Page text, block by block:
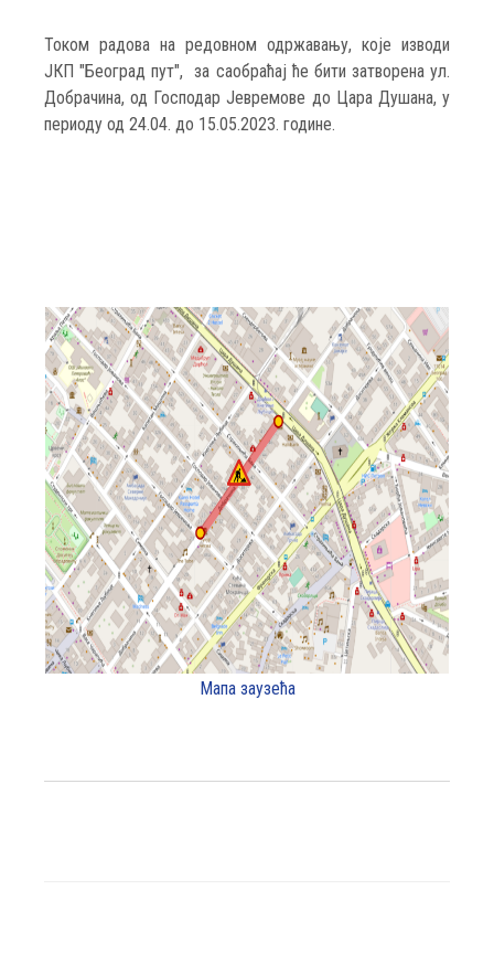
Током радова на редовном одржавању, које изводи
ЈКП "Београд пут", за саобраћај ће бити затворена ул.
Добрачина, од Господар Јевремове до Цара Душана, у
периоду од 24.04. до 15.05.2023. године.
Мапа заузећа